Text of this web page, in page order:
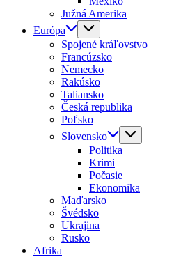
Južná Amerika
Európa
Spojené kráľovstvo
Francúzsko
Nemecko
Rakúsko
Taliansko
Česká republika
Poľsko
Slovensko
Politika
Krimi
Počasie
Ekonomika
Maďarsko
Švédsko
Ukrajina
Rusko
Afrika